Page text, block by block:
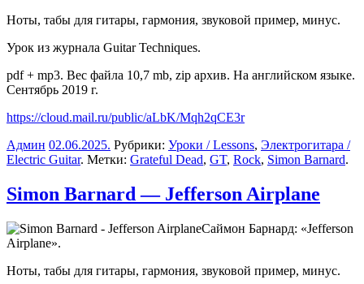
Ноты, табы для гитары, гармония, звуковой пример, минус.
Урок из журнала Guitar Techniques.
pdf + mp3. Вес файла 10,7 mb, zip архив. На английском языке.
Сентябрь 2019 г.
https://cloud.mail.ru/public/aLbK/Mqh2qCE3r
Админ 02.06.2025. Рубрики: Уроки / Lessons, Электрогитара /
Electric Guitar. Метки: Grateful Dead, GT, Rock, Simon Barnard.
Simon Barnard — Jefferson Airplane
Саймон Барнард: «Jefferson
Airplane».
Ноты, табы для гитары, гармония, звуковой пример, минус.